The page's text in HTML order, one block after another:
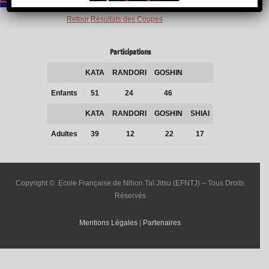
Retour Résultats des Coupes
Participations
KATA RANDORI GOSHIN
Enfants 51 24 46
KATA RANDORI GOSHIN SHIAI
Adultes 39 12 22 17
Copyright © Ecole Française de Nihon Taï Jitsu (EFNTJ) – Tous Droits
Réservés
Mentions Légales Partenaires